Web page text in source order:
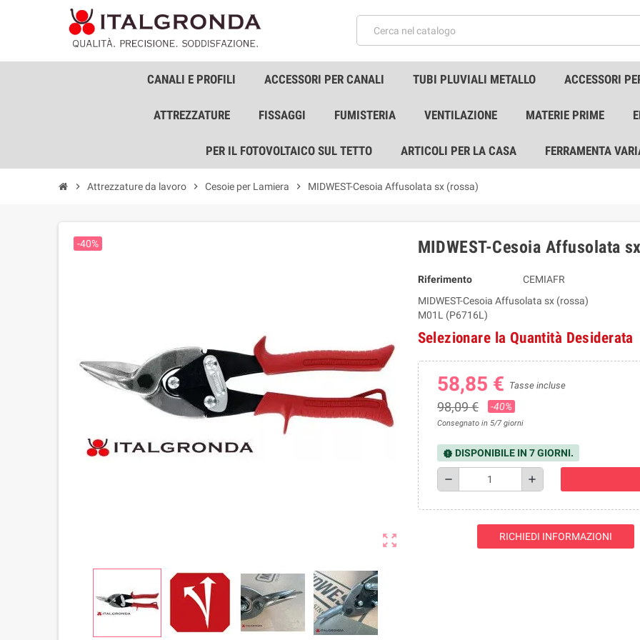
CANALI E PROFILI ACCESSORI PER CANALI TUBI PLUVIALI METALLO ACCESSORI
ATTREZZATURE FISSAGGI FUMISTERIA VENTILAZIONE MATERIE PRIME
PER IL FOTOVOLTAICO SUL TETTO ARTICOLI PER LA CASA FERRAMENTA
chevron_right Attrezzature da lavoro chevron_right Cesoie per Lamiera chevron_right MIDWEST-Cesoia Affusolata sx (rossa)
zoom_out_map
-40% MIDWEST-Cesoia Affusolata
Riferimento
CEMIAFR
MIDWEST-Cesoia Affusolata sx (rossa)
M01L (P6716L)
Selezionare la Quantità Desiderata
58,85 € Tasse incluse
98,09 € -40%
Consegnato in 5/7 giorni
new_releases DISPONIBILE IN 7 GIORNI.
remove add
RICHIEDI INFORMAZIONI